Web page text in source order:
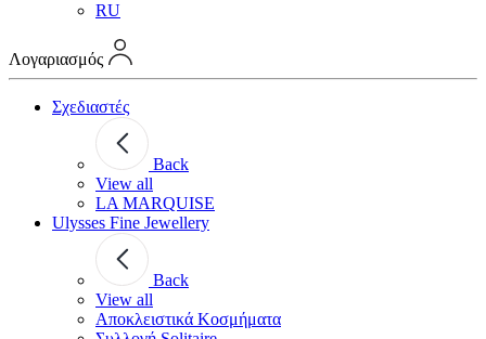
RU
Λογαριασμός
Σχεδιαστές
Back
View all
LA MARQUISE
Ulysses Fine Jewellery
Back
View all
Αποκλειστικά Κοσμήματα